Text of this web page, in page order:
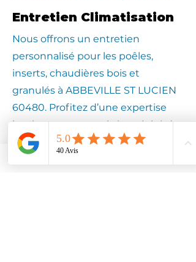
Entretien Climatisation
Nous offrons un entretien
personnalisé pour les poêles,
inserts, chaudières bois et
granulés à ABBEVILLE ST LUCIEN
60480. Profitez d’une expertise
locale pour assurer la longévité de
votre équipement.